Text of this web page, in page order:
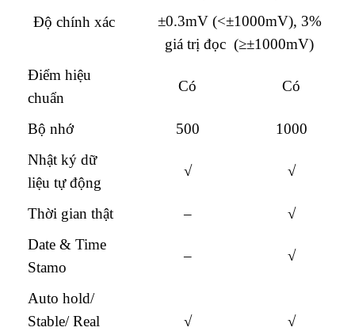
Độ chính xác
±0.3mV (<±1000mV), 3%
giá trị đọc (≥±1000mV)
Điểm hiệu
chuẩn
Có Có
Bộ nhớ 500
1000
Nhật ký dữ
liệu tự động
√ √
Thời gian thật –
√
Date & Time
Stamo
– √
Auto hold/
Stable/ Real
√ √